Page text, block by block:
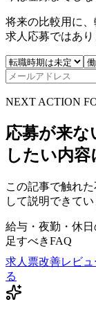
将来の比較用に
求人応募ではあ
NEXT ACTION
応募が来な
したい内容
この記事で触れ
して説明できて
給与・夜勤・休日
足すべきFAQ
求人票改善レビ
る